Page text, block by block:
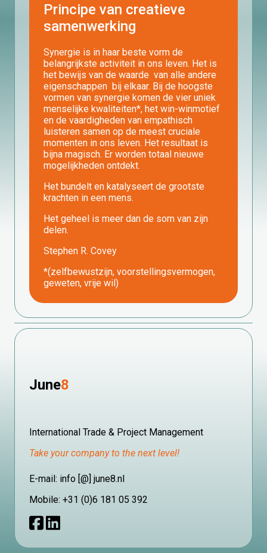
Principe van creatieve
samenwerking
Synergie is in haar beste vorm de
belangrijkste activiteit in ons leven. Het is
het bewijs van de waarde van alle andere
eigenschappen bij elkaar. Bij de hoogste
vormen van synergie komen de vier uniek
menselijke kwaliteiten*, het win-winmotief
en de vaardigheden van empathisch
luisteren samen op de meest cruciale
momenten in ons leven. Het resultaat is
bijna magisch. Er worden totaal nieuwe
mogelijkheden ontdekt.
Het bundelt en katalyseert de grootste
krachten in een mens.
Het geheel is meer dan de som van zijn
delen.
Stephen R. Covey
*(zelfbewustzijn, voorstellingsvermogen,
geweten, vrije wil)
June8
International Trade & Project Management
Take your company to the next level!
E-mail: info [@] june8.nl
Mobile: +31 (0)6 181 05 392